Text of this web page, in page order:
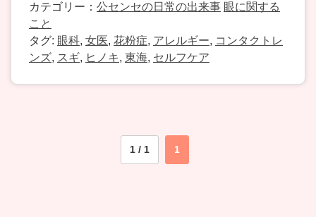
カテゴリー： 公センセの日常の出来事 眼に関する
こと
タグ: 眼科, 女医, 花粉症, アレルギー, コンタクトレ
ンズ, スギ, ヒノキ, 東海, セルフケア
1 / 1 1